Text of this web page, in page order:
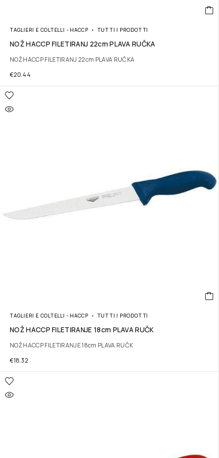
TAGLIERI E COLTELLI - HACCP TUTTI I PRODOTTI
NOŽ HACCP FILETIRANJ 22cm PLAVA RUČKA
NOŽ HACCP FILETIRANJ 22cm PLAVA RUČKA
€20.44
TAGLIERI E COLTELLI - HACCP TUTTI I PRODOTTI
NOŽ HACCP FILETIRANJE 18cm PLAVA RUČK
NOŽ HACCP FILETIRANJE 18cm PLAVA RUČK
€18.32